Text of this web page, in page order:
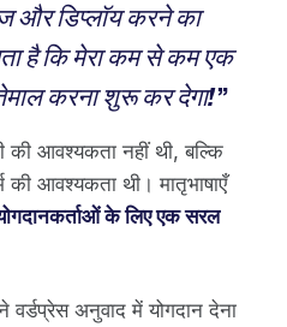
और डिप्लॉय करने का
है कि मेरा कम से कम एक
करना शुरू कर देगा!”
की आवश्यकता नहीं थी, बल्कि
आवश्यकता थी। मातृभाषाएँ
के लिए एक सरल
वर्डप्रेस अनुवाद में योगदान देना